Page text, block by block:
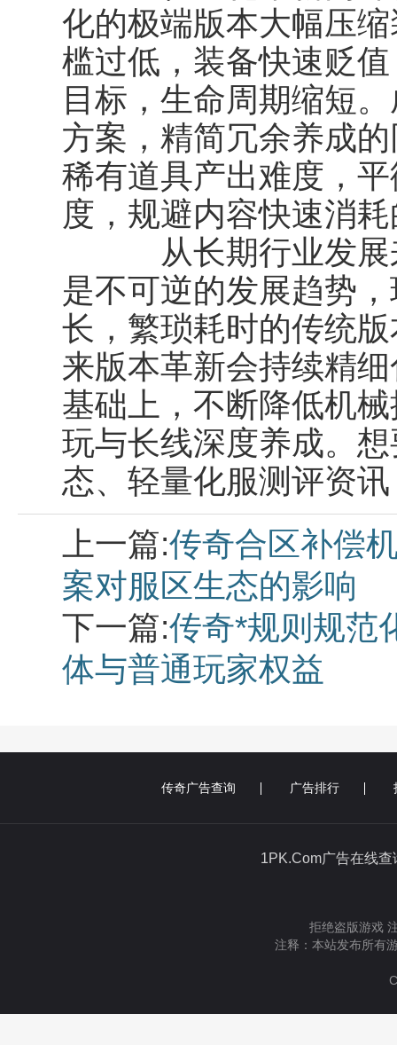
化的极端版本大幅压
槛过低，装备快速贬
目标，生命周期缩短
方案，精简冗余养成
稀有道具产出难度，
度，规避内容快速消
从长期行业发展来
是不可逆的发展趋势
长，繁琐耗时的传统
来版本革新会持续精
基础上，不断降低机
玩与长线深度养成。
态、轻量化服测评资
上一篇:传奇合区补偿
案对服区生态的影响
下一篇:传奇*规则规范
体与普通玩家权益
传奇广告查询 广告排行
1PK.Com广告在
拒绝盗版游戏
注释：本站发布所有